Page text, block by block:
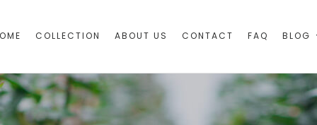
COLLECTION ABOUT US CONTACT FAQ BLOG